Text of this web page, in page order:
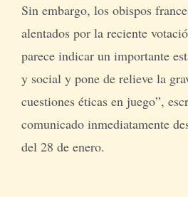
Sin embargo, los obispos
alentados por la reciente
parece indicar un importante
y social y pone de relieve la
cuestiones éticas en juego”,
comunicado inmediatamente
del 28 de enero.